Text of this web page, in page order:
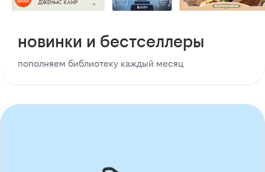
новинки и бестселлеры
пополняем библиотеку каждый месяц